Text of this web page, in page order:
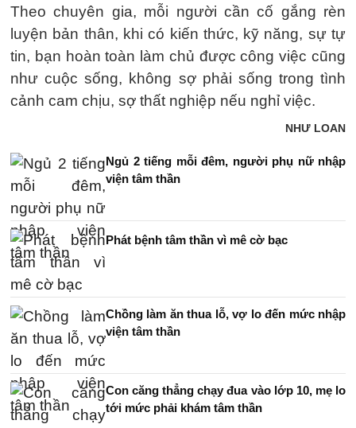
Theo chuyên gia, mỗi người cần cố gắng rèn
luyện bản thân, khi có kiến thức, kỹ năng, sự tự
tin, bạn hoàn toàn làm chủ được công việc cũng
như cuộc sống, không sợ phải sống trong tình
cảnh cam chịu, sợ thất nghiệp nếu nghỉ việc.
NHƯ LOAN
Ngủ 2 tiếng mỗi đêm, người phụ nữ nhập
viện tâm thần
Phát bệnh tâm thần vì mê cờ bạc
Chồng làm ăn thua lỗ, vợ lo đến mức nhập
viện tâm thần
Con căng thẳng chạy đua vào lớp 10, mẹ lo
tới mức phải khám tâm thần